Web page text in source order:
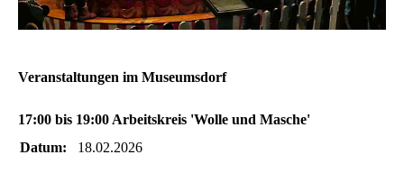
Veranstaltungen im Museumsdorf
17:00 bis 19:00 Arbeitskreis 'Wolle und Masche'
Datum:
18.02.2026